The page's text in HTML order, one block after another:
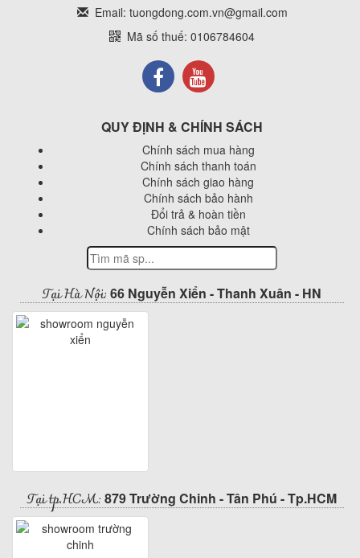
Email: tuongdong.com.vn@gmail.com
Mã số thuế: 0106784604
QUY ĐỊNH & CHÍNH SÁCH
Chính sách mua hàng
Chính sách thanh toán
Chính sách giao hàng
Chính sách bảo hành
Đổi trả & hoàn tiền
Chính sách bảo mật
Tại Hà Nội: 66 Nguyễn Xiển - Thanh Xuân - HN
Tại tp.HCM: 879 Trường Chinh - Tân Phú - Tp.HCM